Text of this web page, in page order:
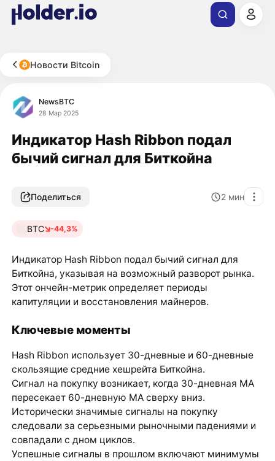
Новости Bitcoin
NewsBTC
28 Мар 2025
Индикатор Hash Ribbon подал
бычий сигнал для Биткойна
Поделиться 2 мин
BTC -44,3%
Индикатор Hash Ribbon подал бычий сигнал для
Биткойна, указывая на возможный разворот рынка.
Этот ончейн-метрик определяет периоды
капитуляции и восстановления майнеров.
Ключевые моменты
Hash Ribbon использует 30-дневные и 60-дневные
скользящие средние хешрейта Биткойна.
Сигнал на покупку возникает, когда 30-дневная MA
пересекает 60-дневную MA сверху вниз.
Исторически значимые сигналы на покупку
следовали за серьезными рыночными падениями и
совпадали с дном циклов.
Успешные сигналы в прошлом включают минимумы